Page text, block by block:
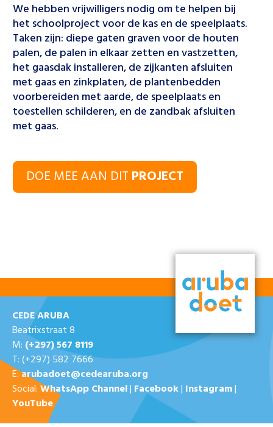
We hebben vrijwilligers nodig om te helpen bij
het schoolproject voor de kas en de speelplaats.
Taken zijn: diepe gaten graven voor de houten
palen, de palen in elkaar zetten en vastzetten,
het gaasdak installeren, de zijkanten afsluiten
met gaas en zinkplaten, de plantenbedden
voorbereiden met aarde, de speelplaats en
toestellen schilderen, en de zandbak afsluiten
met gaas.
DOE MEE AAN DIT PROJECT
CEDE ARUBA
Beatrixstraat 8
M: (+297) 567 8119
T: (+297) 582 7666
E:arubadoet@cedearuba.org
Social:WhatsApp Channel| Facebook| Instagram|
YouTube